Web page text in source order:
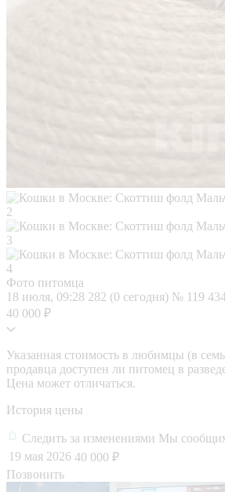
Фото питомца
18 июля, 09:28 282 (0 сегодня) № 119
40 000 ₽
Указанная стоимость в любимцы (в
продавца доступен ли питомец в
Цена может отличаться.
История цены
Следить за изменениями Мы
19 мая 2026 40 000 ₽
Позвонить